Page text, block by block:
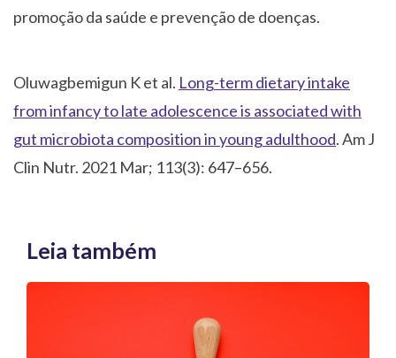
promoção da saúde e prevenção de doenças.
Oluwagbemigun K et al. Long-term dietary intake
from infancy to late adolescence is associated with
gut microbiota composition in young adulthood. Am J
Clin Nutr. 2021 Mar; 113(3): 647–656.
Leia também